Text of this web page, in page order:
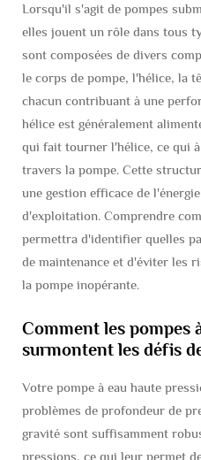
Lorsqu'il s'agit de pompes
elles jouent un rôle dans tous
sont composées de divers
le corps de pompe, l'hélice, la
chacun contribuant à une
hélice est généralement
qui fait tourner l'hélice, ce qui
travers la pompe. Cette
une gestion efficace de
d'exploitation. Comprendre
permettra d'identifier quelles
de maintenance et d'éviter les
la pompe inopérante.
Comment les pompes
surmontent les défis
Votre pompe à eau haute
problèmes de profondeur de
gravité sont suffisamment
pressions, ce qui leur permet